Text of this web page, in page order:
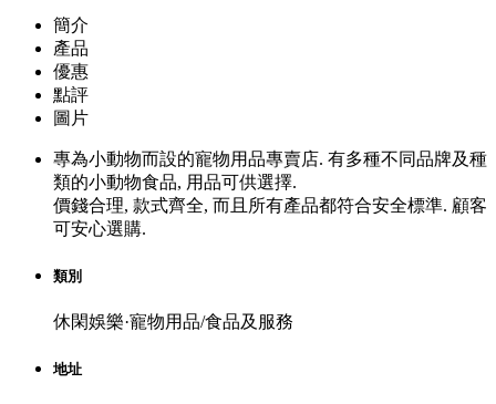
簡介
產品
優惠
點評
圖片
專為小動物而設的寵物用品專賣店. 有多種不同品牌及種
類的小動物食品, 用品可供選擇.
價錢合理, 款式齊全, 而且所有產品都符合安全標準. 顧客
可安心選購.
類別
休閑娛樂·寵物用品/食品及服務
地址